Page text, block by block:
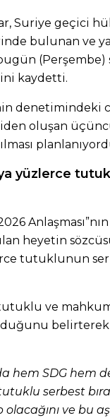
Suriye geçici
bulunan ve
(Perşembe)
kaydetti.
denetimindeki
oluşan
yüzlerce
heyetin
tutuklunun
ve
hem SDG hem
serbest
olacağını ve bu